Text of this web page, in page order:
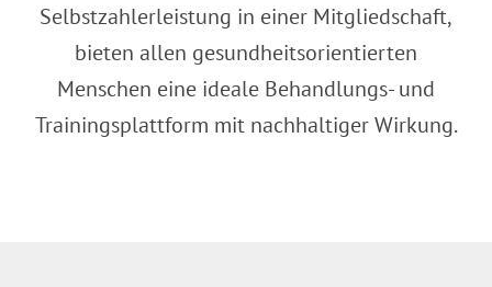
Selbstzahlerleistung in einer Mitgliedschaft,
bieten allen gesundheitsorientierten
Menschen eine ideale Behandlungs- und
Trainingsplattform mit nachhaltiger Wirkung.